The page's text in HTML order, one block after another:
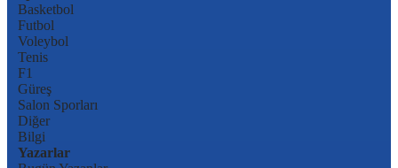
Basketbol
Futbol
Voleybol
Tenis
F1
Güreş
Salon Sporları
Diğer
Bilgi
Yazarlar